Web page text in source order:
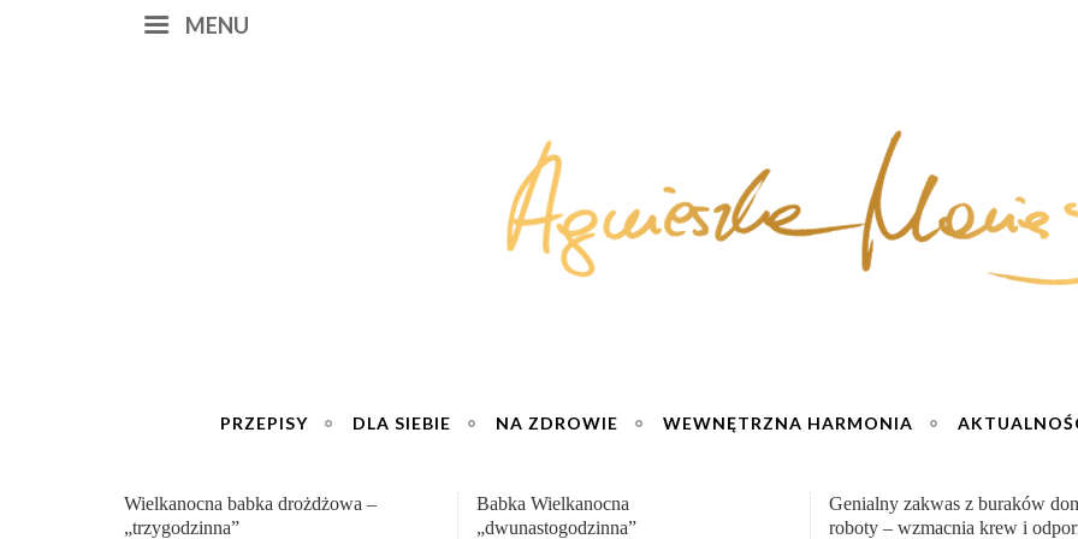
MENU
PRZEPISY DLA SIEBIE NA ZDROWIE WEWNĘTRZNA HARMONIA
Babka Wielkanocna
„dwunastogodzinna”
Genialny zakwas z buraków domowej
roboty – wzmacnia krew i odporność
„Przemiana” Podróż do siły i